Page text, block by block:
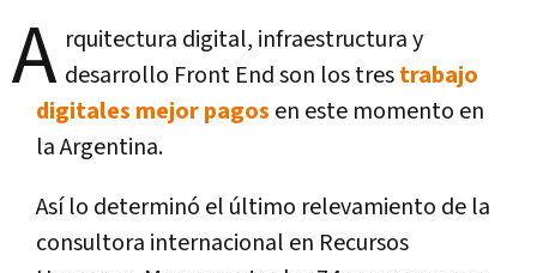
A rquitectura digital, infraestructura y
desarrollo Front End son los trestrabajo
digitales mejor pagos en este momento en
la Argentina.
Así lo determinó el último relevamiento de la
consultora internacional en Recursos